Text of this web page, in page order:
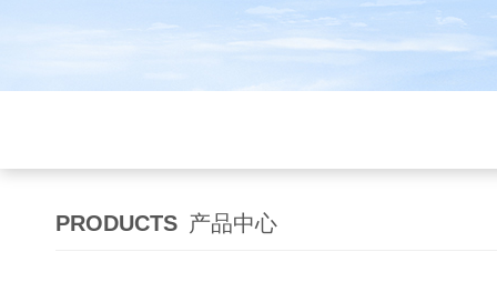
PRODUCTS 产品中心